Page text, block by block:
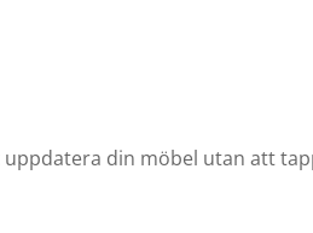
din möbel utan att